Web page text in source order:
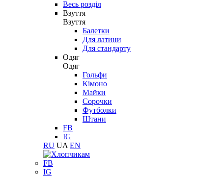
Весь розділ
Взуття
Взуття
Балетки
Для латини
Для стандарту
Одяг
Одяг
Гольфи
Кімоно
Майки
Сорочки
Футболки
Штани
FB
IG
RU UA EN
FB
IG